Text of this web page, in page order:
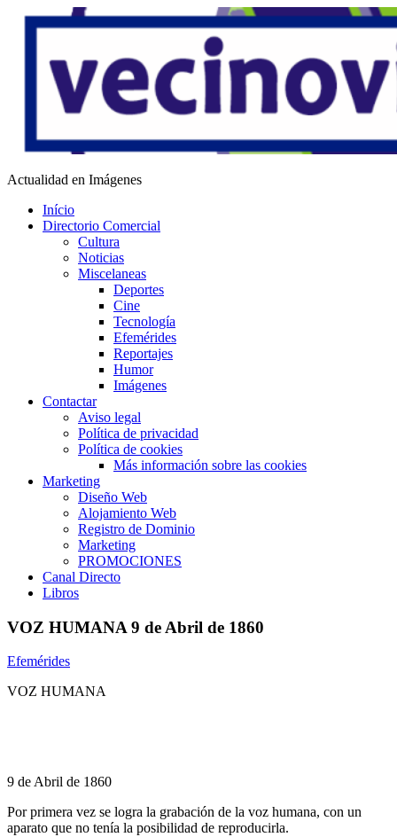
Saltar
Vecino Virtual
Actualidad en Imágenes
Início
Directorio Comercial
Cultura
Noticias
Miscelaneas
Deportes
Cine
Tecnología
Efemérides
Reportajes
Humor
Imágenes
Contactar
Aviso legal
Política de privacidad
Política de cookies
Más información sobre las cookies
Marketing
Diseño Web
Alojamiento Web
Registro de Dominio
Marketing
PROMOCIONES
Canal Directo
Libros
VOZ HUMANA 9 de Abril de 1860
Efemérides
VOZ HUMANA
9 de Abril de 1860
Por primera vez se logra la grabación de la voz humana, con un
aparato que no tenía la posibilidad de reproducirla.